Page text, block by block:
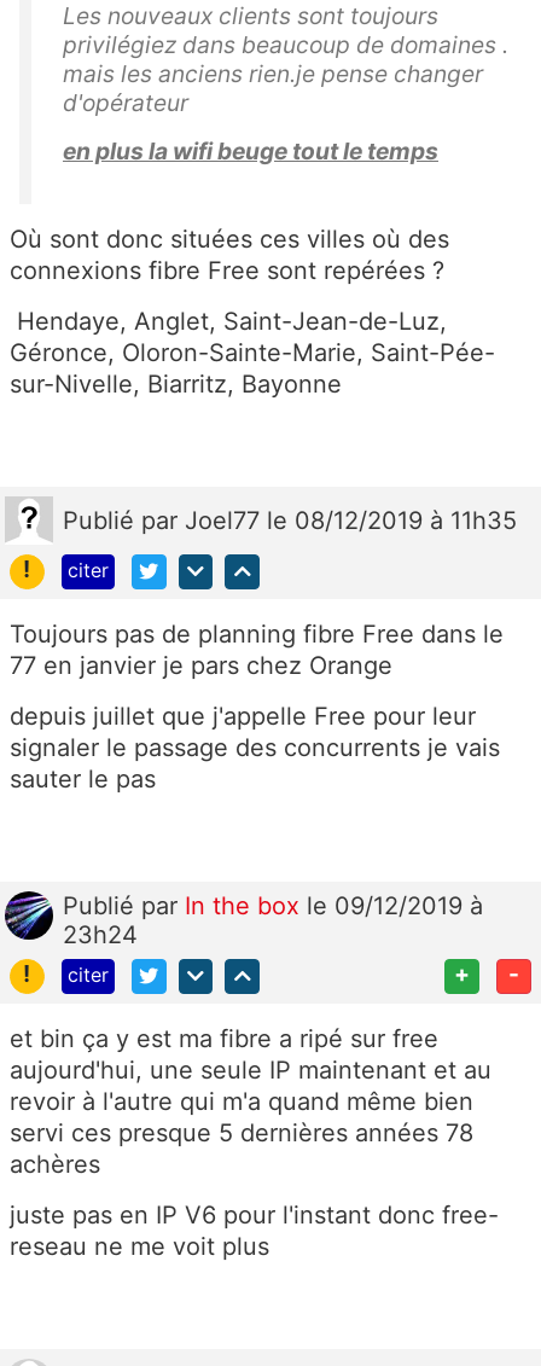
Les nouveaux clients sont toujours
privilégiez dans beaucoup de domaines .
mais les anciens rien.je pense changer
d'opérateur
en plus la wifi beuge tout le temps
Où sont donc situées ces villes où des
connexions fibre Free sont repérées ?
Hendaye, Anglet, Saint-Jean-de-Luz,
Géronce, Oloron-Sainte-Marie, Saint-Pée-
sur-Nivelle, Biarritz, Bayonne
Publié par Joel77 le 08/12/2019 à 11h35
!
citer
Toujours pas de planning fibre Free dans le
77 en janvier je pars chez Orange
depuis juillet que j'appelle Free pour leur
signaler le passage des concurrents je vais
sauter le pas
Publié par In the box le 09/12/2019 à
23h24
!
citer + -
et bin ça y est ma fibre a ripé sur free
aujourd'hui, une seule IP maintenant et au
revoir à l'autre qui m'a quand même bien
servi ces presque 5 dernières années 78
achères
juste pas en IP V6 pour l'instant donc free-
reseau ne me voit plus